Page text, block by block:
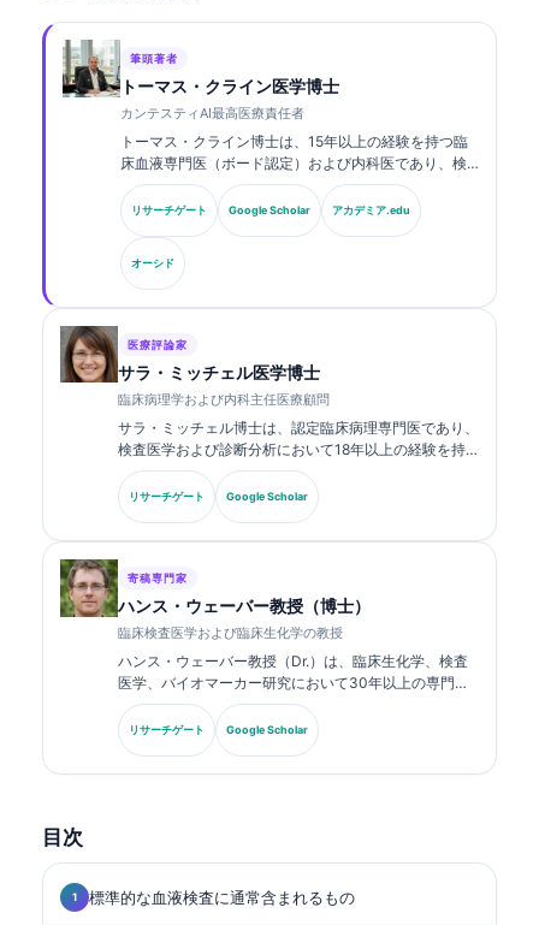
筆頭著者
トーマス・クライン医学博士
カンテスティAI最高医療責任者
トーマス・クライン博士は、15年以上の経験を持つ臨
床血液専門医（ボード認定）および内科医であり、検
査医学およびAI支援による臨床解析に関する豊富な経
験を有しています。Kantesti AIにおける最高医療責任
者（CMO）として、同社の独自のニューラルネットワ
ークの医療的正確性に関する臨床的監督を行っていま
す。クライン博士は、バイオマーカーの解釈および検
査医学に関する研究・論文を幅広く発表しています。.
リサーチゲート Google Scholar アカデミア.edu
オーシド
医療評論家
サラ・ミッチェル医学博士
臨床病理学および内科主任医療顧問
サラ・ミッチェル博士は、認定臨床病理専門医であり、
検査医学および診断分析において18年以上の経験を持
ちます。臨床化学の専門資格を有し、臨床現場における
バイオマーカーパネルおよび検査分析について、幅広く
発表しています。.
リサーチゲート Google Scholar
寄稿専門家
ハンス・ウェーバー教授（博士）
臨床検査医学および臨床生化学の教授
ハンス・ウェーバー教授（Dr.）は、臨床生化学、検査
医学、バイオマーカー研究において30年以上の専門知
識を持ちます。ドイツ臨床化学会の元会長であり、診断
パネル解析、バイオマーカーの標準化、AI支援による検
査医学を専門としています。.
リサーチゲート Google Scholar
目次
標準的な血液検査に通常含まれるもの